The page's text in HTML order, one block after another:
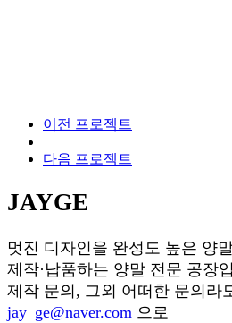
이전 프로젝트
다음 프로젝트
JAYGE
멋진 디자인을 완성도 높은 양
제작·납품하는 양말 전문 공장
제작 문의, 그외 어떠한 문의라
jay_ge@naver.com 으로